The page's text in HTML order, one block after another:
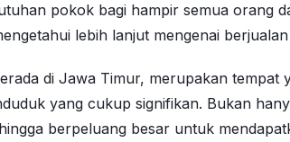
pokok bagi hampir semua orang
lebih lanjut mengenai
di Jawa Timur, merupakan
yang cukup signifikan. Bukan
berpeluang besar untuk